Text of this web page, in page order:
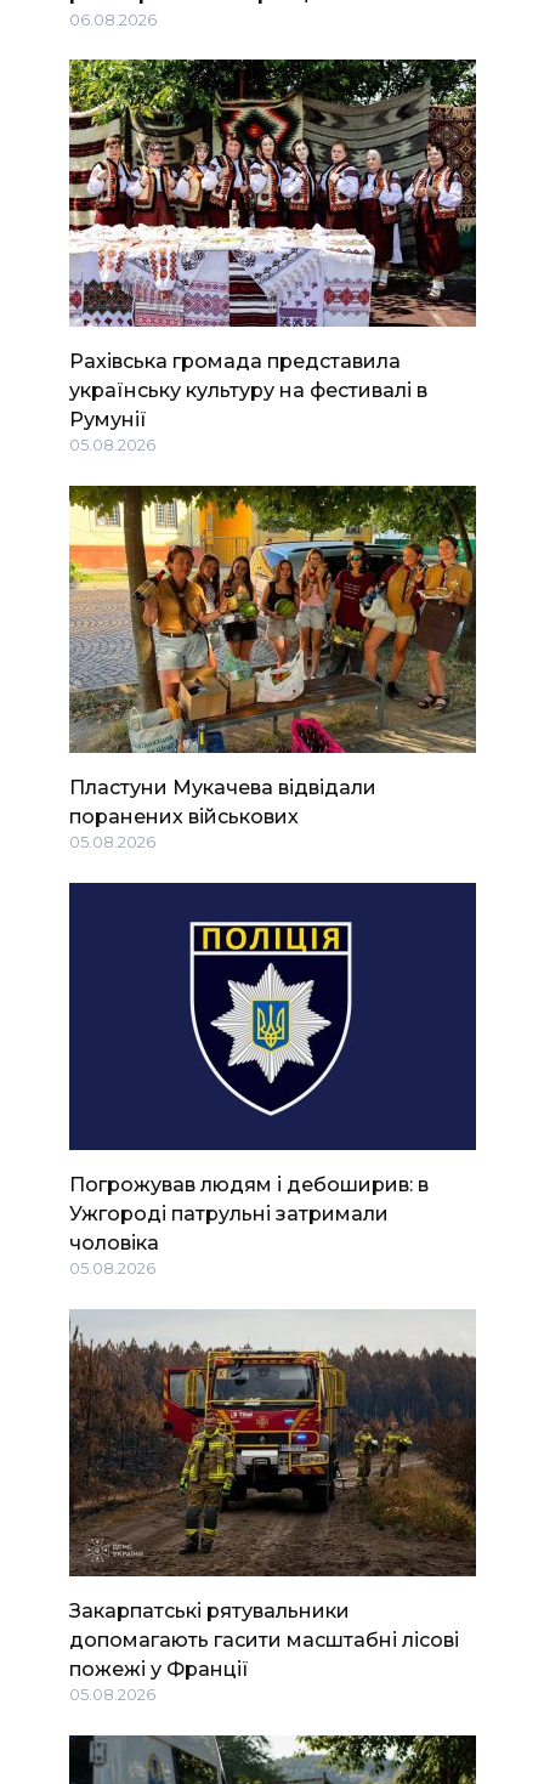
06.08.2026
Рахівська громада представила
українську культуру на фестивалі в
Румунії
05.08.2026
Пластуни Мукачева відвідали
поранених військових
05.08.2026
Погрожував людям і дебоширив: в
Ужгороді патрульні затримали
чоловіка
05.08.2026
Закарпатські рятувальники
допомагають гасити масштабні лісові
пожежі у Франції
05.08.2026